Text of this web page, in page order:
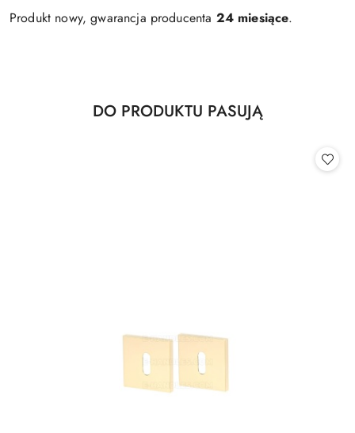
Produkt nowy, gwarancja producenta 24 miesiące.
Pomiń karuzelę produktów
Produkty
DO PRODUKTU PASUJĄ